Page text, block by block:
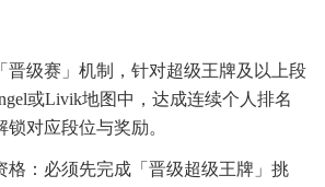
级赛」机制，针对超级王牌及以上段
或Livik地图中，达成连续个人排名
对应段位与奖励。
：必须先完成「晋级超级王牌」挑